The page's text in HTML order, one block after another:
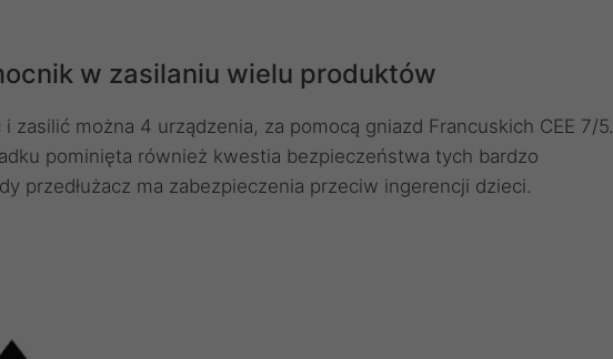
w zasilaniu wielu produktów
i zasilić można 4 urządzenia, za pomocą gniazd Francuskich CEE 7/5.
pominięta również kwestia bezpieczeństwa tych bardzo
przedłużacz ma zabezpieczenia przeciw ingerencji dzieci.